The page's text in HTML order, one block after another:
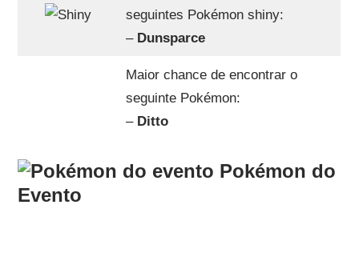
seguintes Pokémon shiny:
– Dunsparce
Maior chance de encontrar o
seguinte Pokémon:
– Ditto
Pokémon do
Evento